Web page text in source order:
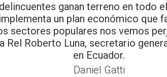
ganan terreno en todo
un plan económico que
sectores populares nos vemos
Rel Roberto Luna, secretario
en Ecuador.
Daniel Gatti